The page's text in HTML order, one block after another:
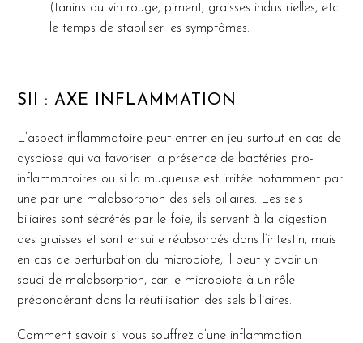
(tanins du vin rouge, piment, graisses industrielles, etc.
le temps de stabiliser les symptômes.
SII : AXE INFLAMMATION
L’aspect inflammatoire peut entrer en jeu surtout en cas de
dysbiose qui va favoriser la présence de bactéries pro-
inflammatoires ou si la muqueuse est irritée notamment par
une par une malabsorption des sels biliaires. Les sels
biliaires sont sécrétés par le foie, ils servent à la digestion
des graisses et sont ensuite réabsorbés dans l’intestin, mais
en cas de perturbation du microbiote, il peut y avoir un
souci de malabsorption, car le microbiote à un rôle
prépondérant dans la réutilisation des sels biliaires.
Comment savoir si vous souffrez d’une inflammation